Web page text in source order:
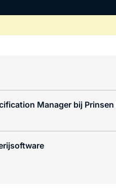
Manager bij Prinsen